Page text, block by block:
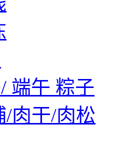
端午 粽子
/肉干/肉松